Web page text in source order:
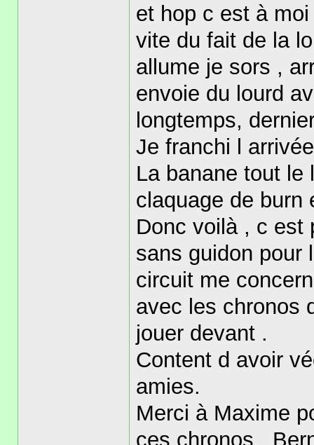
et hop c est à
vite du fait de la
allume je sors ,
envoie du lourd
longtemps,
Je franchi l
La banane tout le
claquage de burn
Donc voilà , c est
sans guidon pour
circuit me
avec les chronos
jouer devant .
Content d avoir
amies.
Merci à Maxime
ces chronos ,